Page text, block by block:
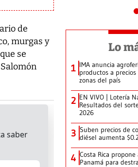
de
murgas y
se
Lo
1 IMA anuncia
productos a
zonas del país
2 EN VIVO | Lotería
Resultados del
2026
3 Suben precios de
diésel aumenta
4 Costa Rica
Panamá para